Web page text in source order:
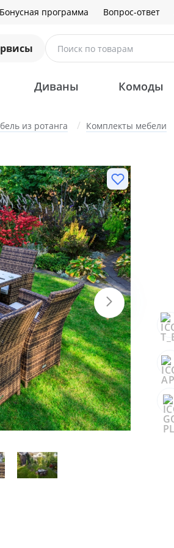
Бонусная программа Вопрос-ответ
Поиск по товарам
Диваны Комоды
из ротанга Комплекты мебели